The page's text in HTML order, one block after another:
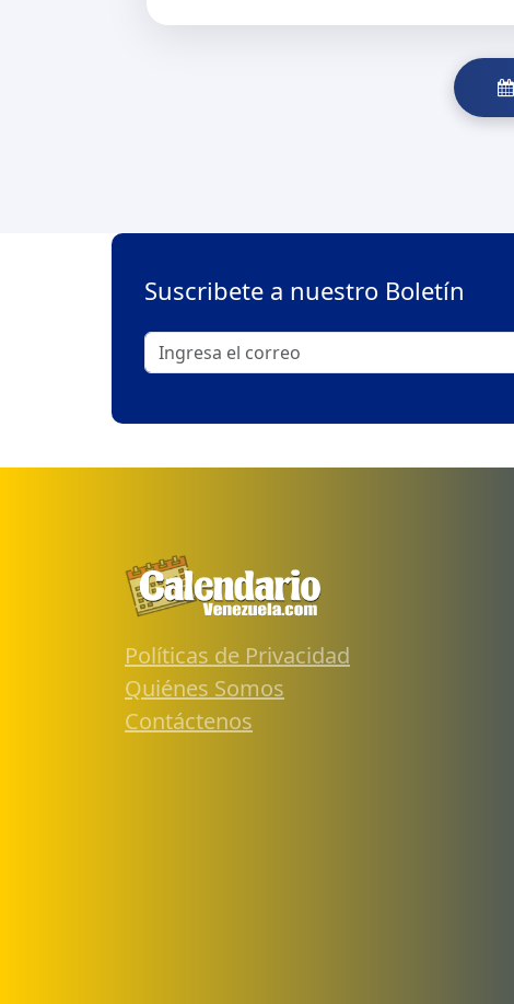
Suscribete a nuestro Boletín
Políticas de Privacidad
Quiénes Somos
Contáctenos